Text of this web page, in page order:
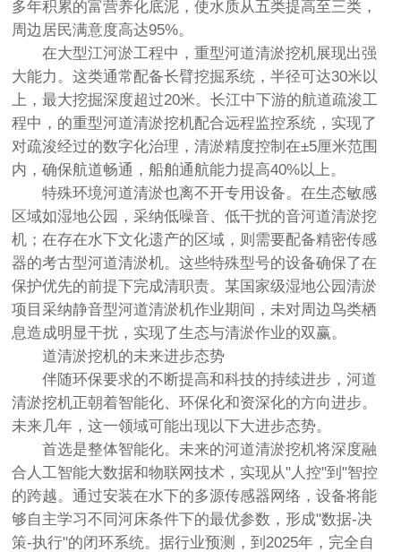
多年积累的富营养化底泥，使水质从五类提高至三类，
周边居民满意度高达95%。
在大型江河淤工程中，重型河道清淤挖机展现出强
大能力。这类通常配备长臂挖掘系统，半径可达30米以
上，最大挖掘深度超过20米。长江中下游的航道疏浚工
程中，的重型河道清淤挖机配合远程监控系统，实现了
对疏浚经过的数字化治理，清淤精度控制在±5厘米范围
内，确保航道畅通，船舶通航能力提高40%以上。
特殊环境河道清淤也离不开专用设备。在生态敏感
区域如湿地公园，采纳低噪音、低干扰的音河道清淤挖
机；在存在水下文化遗产的区域，则需要配备精密传感
器的考古型河道清淤机。这些特殊型号的设备确保了在
保护优先的前提下完成清职责。某国家级湿地公园清淤
项目采纳静音型河道清淤机作业期间，未对周边鸟类栖
息造成明显干扰，实现了生态与清淤作业的双赢。
道清淤挖机的未来进步态势
伴随环保要求的不断提高和科技的持续进步，河道
清淤挖机正朝着智能化、环保化和资深化的方向进步。
未来几年，这一领域可能出现以下大进步态势。
首选是整体智能化。未来的河道清淤挖机将深度融
合人工智能大数据和物联网技术，实现从"人控"到"智控
的跨越。通过安装在水下的多源传感器网络，设备将能
够自主学习不同河床条件下的最优参数，形成"数据-决
策-执行"的闭环系统。据行业预测，到2025年，完全自